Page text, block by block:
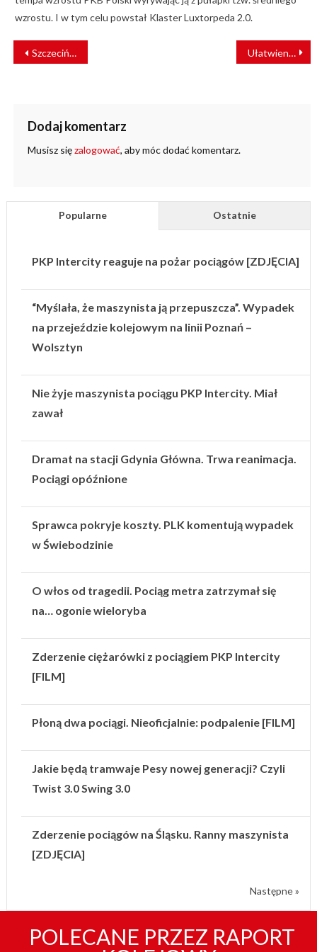
wzrostu. I w tym celu powstał Klaster Luxtorpeda 2.0.
NAWIGACJA
WPISU
Szczecińska szybka kolej z problemami Ułatwienia w rozstrzyganiu sporów pasażerskich
Dodaj komentarz
Musisz sięzalogować, aby móc dodać komentarz.
Popularne Ostatnie
PKP Intercity reaguje na pożar pociągów [ZDJĘCIA]
“Myślała, że maszynista ją przepuszcza”. Wypadek
na przejeździe kolejowym na linii Poznań –
Wolsztyn
Nie żyje maszynista pociągu PKP Intercity. Miał
zawał
Dramat na stacji Gdynia Główna. Trwa reanimacja.
Pociągi opóźnione
Sprawca pokryje koszty. PLK komentują wypadek
w Świebodzinie
O włos od tragedii. Pociąg metra zatrzymał się
na… ogonie wieloryba
Zderzenie ciężarówki z pociągiem PKP Intercity
[FILM]
Płoną dwa pociągi. Nieoficjalnie: podpalenie [FILM]
Jakie będą tramwaje Pesy nowej generacji? Czyli
Twist 3.0 Swing 3.0
Zderzenie pociągów na Śląsku. Ranny maszynista
[ZDJĘCIA]
Następne »
POLECANE PRZEZ RAPORT